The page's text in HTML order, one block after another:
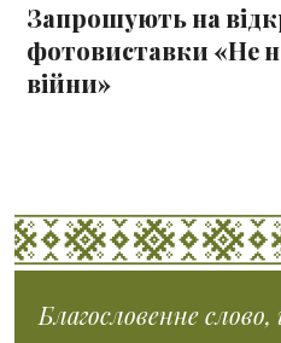
Запрошують на
фотовиставки «Не
війни»
Благословенне